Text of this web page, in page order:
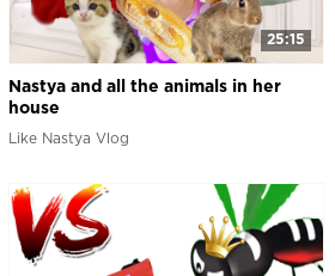
25:15
Nastya and all the animals in her
house
Like Nastya Vlog